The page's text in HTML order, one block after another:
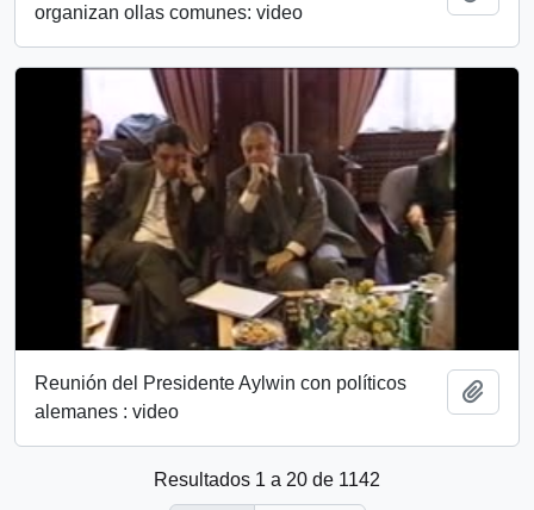
organizan ollas comunes: video
Reunión del Presidente Aylwin con políticos
alemanes : video
Resultados 1 a 20 de 1142